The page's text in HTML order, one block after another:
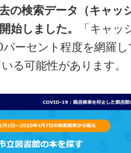
の検索データ（キャッ
始しました。
「キャッ
ーセント程度を網羅
る可能性があります。